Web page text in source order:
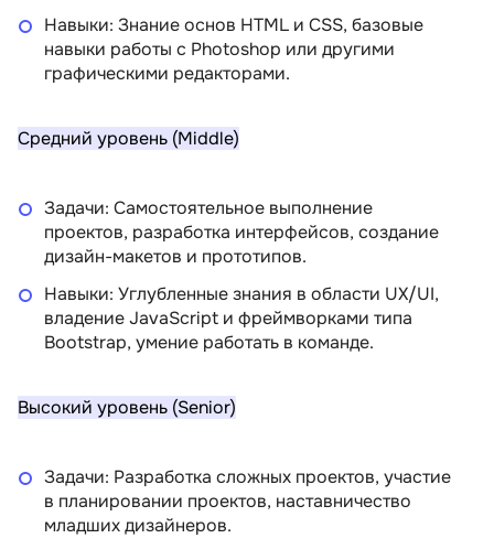
Навыки: Знание основ HTML и CSS, базовые
навыки работы с Photoshop или другими
графическими редакторами.
Средний уровень (Middle)
Задачи: Самостоятельное выполнение
проектов, разработка интерфейсов, создание
дизайн-макетов и прототипов.
Навыки: Углубленные знания в области UX/UI,
владение JavaScript и фреймворками типа
Bootstrap, умение работать в команде.
Высокий уровень (Senior)
Задачи: Разработка сложных проектов, участие
в планировании проектов, наставничество
младших дизайнеров.